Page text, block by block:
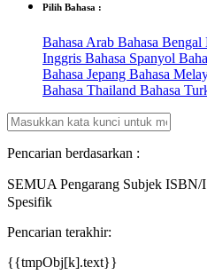
Pilih Bahasa :
Bahasa Arab Bahasa Bengal
Inggris Bahasa Spanyol
Bahasa Jepang Bahasa
Bahasa Thailand Bahasa
Pencarian berdasarkan :
SEMUA Pengarang Subjek ISBN/
Spesifik
Pencarian terakhir:
{{tmpObj[k].text}}